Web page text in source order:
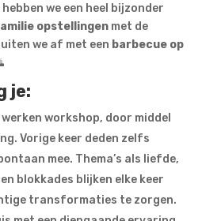
we een heel bijzonder
opstellingen met de
we af met een barbecue op
je:
workshop, door middel
Vorige keer deden zelfs
mee. Thema’s als liefde,
blokkades blijken elke keer
transformaties te zorgen.